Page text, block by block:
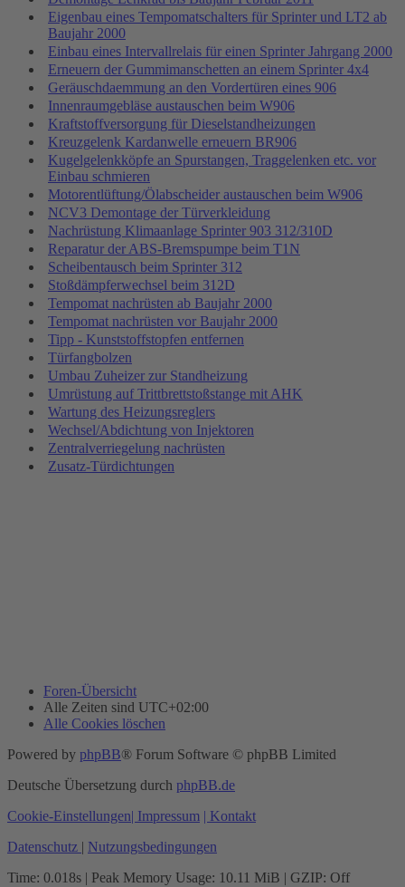
Eigenbau eines Tempomatschalters für Sprinter und LT2 ab
Baujahr 2000
Einbau eines Intervallrelais für einen Sprinter Jahrgang 2000
Erneuern der Gummimanschetten an einem Sprinter 4x4
Geräuschdaemmung an den Vordertüren eines 906
Innenraumgebläse austauschen beim W906
Kraftstoffversorgung für Dieselstandheizungen
Kreuzgelenk Kardanwelle erneuern BR906
Kugelgelenkköpfe an Spurstangen, Traggelenken etc. vor
Einbau schmieren
Motorentlüftung/Ölabscheider austauschen beim W906
NCV3 Demontage der Türverkleidung
Nachrüstung Klimaanlage Sprinter 903 312/310D
Reparatur der ABS-Bremspumpe beim T1N
Scheibentausch beim Sprinter 312
Stoßdämpferwechsel beim 312D
Tempomat nachrüsten ab Baujahr 2000
Tempomat nachrüsten vor Baujahr 2000
Tipp - Kunststoffstopfen entfernen
Türfangbolzen
Umbau Zuheizer zur Standheizung
Umrüstung auf Trittbrettstoßstange mit AHK
Wartung des Heizungsreglers
Wechsel/Abdichtung von Injektoren
Zentralverriegelung nachrüsten
Zusatz-Türdichtungen
Foren-Übersicht
Alle Zeiten sind UTC+02:00
Alle Cookies löschen
Powered by phpBB® Forum Software © phpBB Limited
Deutsche Übersetzung durch phpBB.de
Cookie-Einstellungen| Impressum | Kontakt
Datenschutz | Nutzungsbedingungen
Time: 0.018s | Peak Memory Usage: 10.11 MiB | GZIP: Off